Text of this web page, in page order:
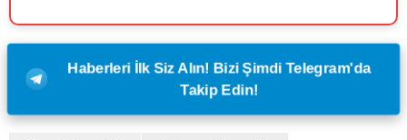
Haberleri İlk Siz Alın! Bizi Şimdi Telegram'da
Takip Edin!